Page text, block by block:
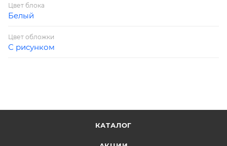
Цвет блока
Белый
Цвет обложки
С рисунком
КАТАЛОГ